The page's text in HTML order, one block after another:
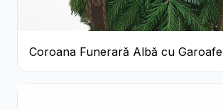
Coroana Funerară Albă cu Garoafe